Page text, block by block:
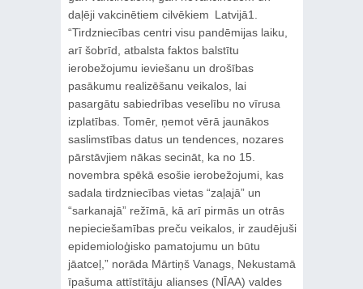
daļēji vakcinētiem cilvēkiem Latvijā1.
“Tirdzniecības centri visu pandēmijas laiku,
arī šobrīd, atbalsta faktos balstītu
ierobežojumu ieviešanu un drošības
pasākumu realizēšanu veikalos, lai
pasargātu sabiedrības veselību no vīrusa
izplatības. Tomēr, ņemot vērā jaunākos
saslimstības datus un tendences, nozares
pārstāvjiem nākas secināt, ka no 15.
novembra spēkā esošie ierobežojumi, kas
sadala tirdzniecības vietas “zaļajā” un
“sarkanajā” režīmā, kā arī pirmās un otrās
nepieciešamības preču veikalos, ir zaudējuši
epidemioloģisko pamatojumu un būtu
jāatceļ,” norāda Mārtiņš Vanags, Nekustamā
īpašuma attīstītāju alianses (NĪAA) valdes